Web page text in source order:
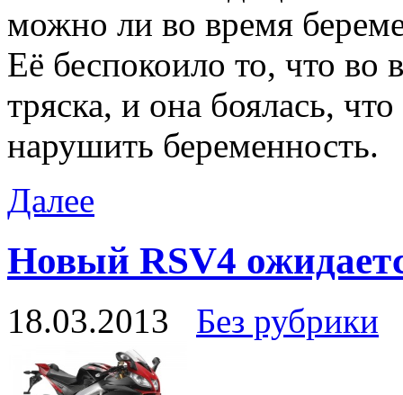
можно ли во время
Её беспокоило то, что во
тряска, и она боялась,
нарушить беременность.
Далее
Новый RSV4
18.03.2013 Без рубрики